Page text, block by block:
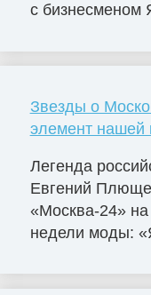
с
Звезды о
элемент нашей
Легенда
Евгений
«Москва-24»
недели моды: